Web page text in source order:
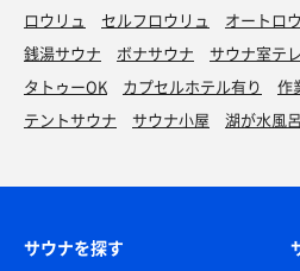
ロウリュ セルフロウリュ オートロ
銭湯サウナ
ボナサウナ サウナ室テ
タトゥーOK
カプセルホテル有り
作
テントサウナ
サウナ小屋 湖が水風呂
サウナを探す